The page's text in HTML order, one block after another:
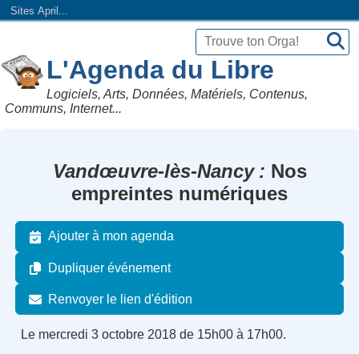
Sites April...
L'Agenda du Libre
Logiciels, Arts, Données, Matériels, Contenus,
Communs, Internet...
Vandœuvre-lès-Nancy
Nos
empreintes numériques
Ajouter à mon agenda
Dupliquer événement
Renvoyer le lien d'édition
Le mercredi 3 octobre 2018 de 15h00 à 17h00.